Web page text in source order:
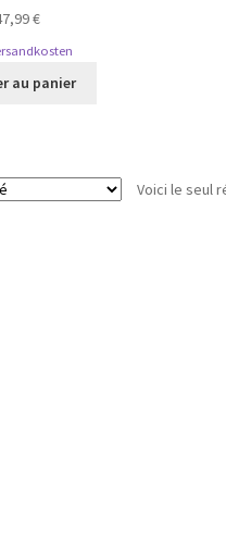
€
au panier
Voici le seul